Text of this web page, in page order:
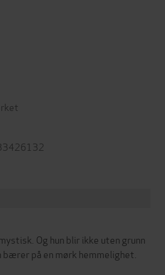
Og hun blir ikke uten grunn
bærer på en mørk hemmelighet.